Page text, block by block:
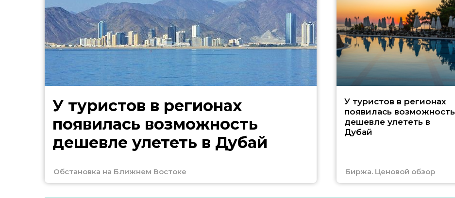
У туристов в регионах
появилась возможность
дешевле улететь в Дубай
Обстановка на Ближнем Востоке
У туристов в регионах
появилась возможность
дешевле улететь в
Дубай
Биржа. Ценовой обзор